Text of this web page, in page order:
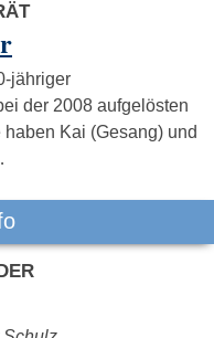
jähriger
der 2008 aufgelösten
Kai (Gesang) und